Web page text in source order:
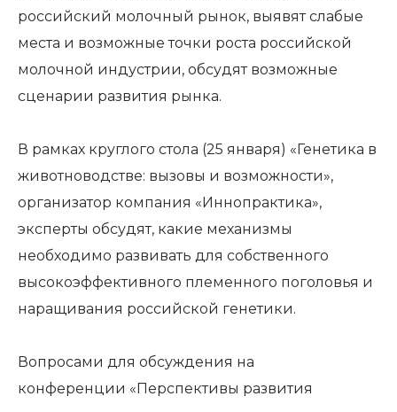
российский молочный рынок, выявят слабые
места и возможные точки роста российской
молочной индустрии, обсудят возможные
сценарии развития рынка.
В рамках круглого стола (25 января) «Генетика в
животноводстве: вызовы и возможности»,
организатор компания «Иннопрактика»,
эксперты обсудят, какие механизмы
необходимо развивать для собственного
высокоэффективного племенного поголовья и
наращивания российской генетики.
Вопросами для обсуждения на
конференции «Перспективы развития